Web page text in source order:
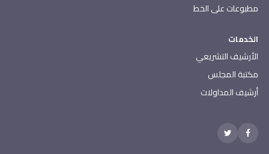
مطبوعات على الخط
الخدمات
الأرشيف التشريعي
مكتبة المجلس
أرشيف المداولات